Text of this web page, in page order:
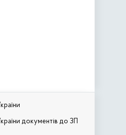
документів до ЗП